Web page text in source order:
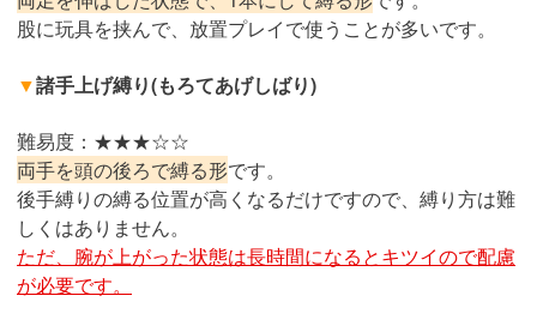
股に玩具を挟んで、放置プレイで使うことが多いです。
▼諸手上げ縛り(もろてあげしばり)
難易度：★★★☆☆
両手を頭の後ろで縛る形です。
後手縛りの縛る位置が高くなるだけですので、縛り方は難
しくはありません。
ただ、腕が上がった状態は長時間になるとキツイので配慮
が必要です。